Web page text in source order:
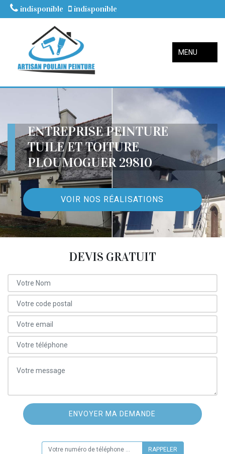
indisponible indisponible
MENU
ENTREPRISE PEINTURE
TUILE ET TOITURE
PLOUMOGUER 29810
VOIR NOS RÉALISATIONS
DEVIS GRATUIT